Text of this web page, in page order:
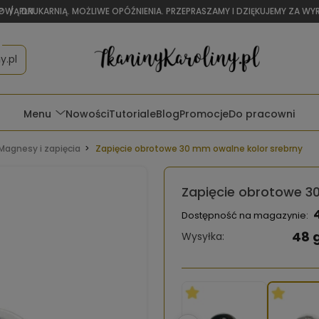
/ PLN
DRUKARNIĄ. MOŻLIWE OPÓŹNIENIA. PRZEPRASZAMY I DZIĘKUJEMY ZA
Menu NowościTutorialeBlogPromocjeDo pracowni
i zapięcia Zapięcie obrotowe 30 mm owalne kolor srebrny
Zapięcie obrotowe
Dostępność na magazynie:
Wysyłka: 48